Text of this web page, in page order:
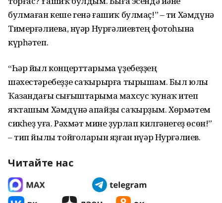
булмаған кеше генә ғашиҡ булмаҫ!” – ти Хәмдүнә
Тимерғәлиева, Әнүәр Нурғәлиевтең фотоһына
күрһәтеп.
“Һәр йыл концерттарыма үҙебеҙҙең
шәхестәребеҙҙе саҡырырға тырышам. Был юлы
Ҡазандағы сығыштарыма махсус ҡунаҡ итеп
яҡташым Хәмдүнә апайҙы саҡырҙым. Хөрмәтем
сикһеҙ уға. Рәхмәт мине ҙурлап килгәнегеҙ өсөн!”
– тип йылы тойғоларын яҙған Әнүәр Нурғәлиев.
Читайте нас